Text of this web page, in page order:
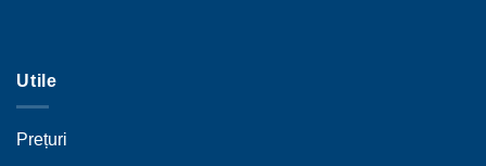
Utile
Prețuri